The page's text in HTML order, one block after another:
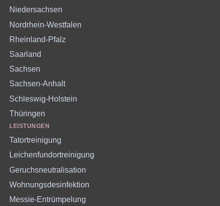
Niedersachsen
Nordrhein-Westfalen
Rheinland-Pfalz
Saarland
Sachsen
Sachsen-Anhalt
Schleswig-Holstein
Thüringen
LEISTUNGEN
Tatortreinigung
Leichenfundortreinigung
Geruchsneutralisation
Wohnungsdesinfektion
Messie-Entrümpelung